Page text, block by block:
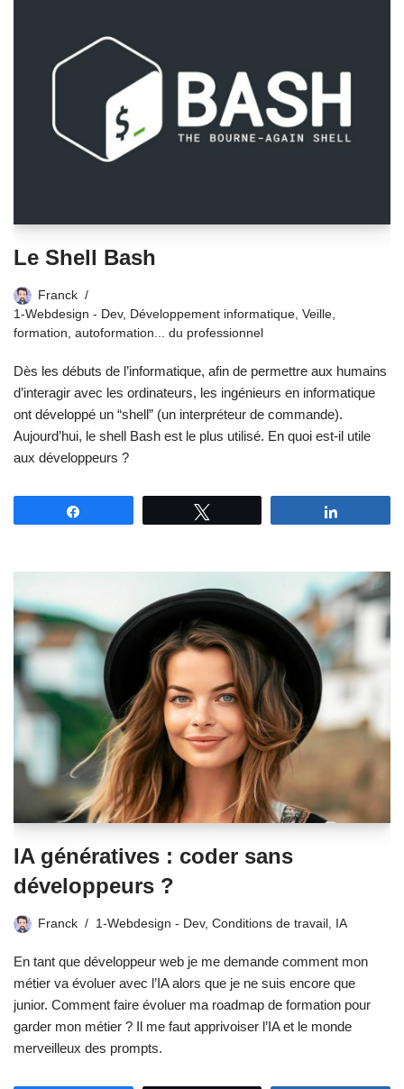
Le Shell Bash
Franck
1-Webdesign - Dev, Développement informatique, Veille,
formation, autoformation... du professionnel
Dès les débuts de l’informatique, afin de permettre aux humains
d’interagir avec les ordinateurs, les ingénieurs en informatique
ont développé un “shell” (un interpréteur de commande).
Aujourd’hui, le shell Bash est le plus utilisé. En quoi est-il utile
aux développeurs ?
IA génératives : coder sans
développeurs ?
Franck 1-Webdesign - Dev, Conditions de travail IA
En tant que développeur web je me demande comment mon
métier va évoluer avec l’IA alors que je ne suis encore que
junior. Comment faire évoluer ma roadmap de formation pour
garder mon métier ? Il me faut apprivoiser l’IA et le monde
merveilleux des prompts.